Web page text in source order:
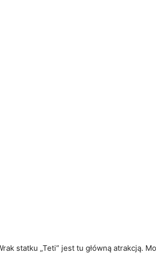
statku „Teti” jest tu główną atrakcją.